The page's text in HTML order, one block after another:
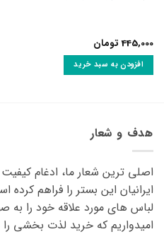
445,000 تومان
افزودن به سبد خرید
هدف و شعار
اصلی ترین شعار ما، ادغام
ایرانیان این بستر را فراهم کرده
لباس های مورد علاقه ‌خود را به
امیدواریم که خرید لذت ‌بخشی را